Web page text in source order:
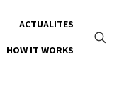
ACTUALITES
HOW IT WORKS